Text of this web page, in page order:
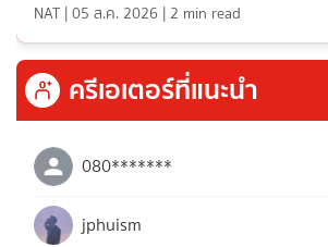
NAT |05 ส.ค. 2026 | 2 min read
ครีเอเตอร์ที่แนะนำ
080*******
jphuism